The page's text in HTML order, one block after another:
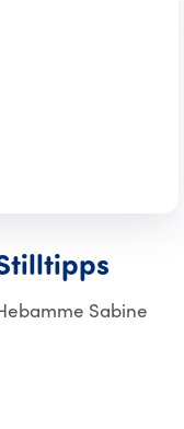
Sabine